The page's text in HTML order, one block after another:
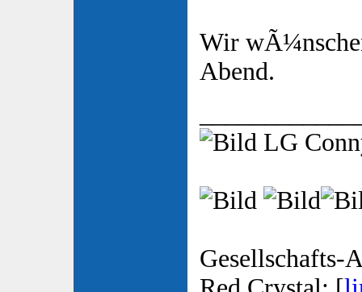
Wir
Abend.
LG
Gesellschafts-